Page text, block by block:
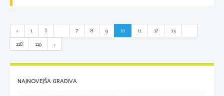
1 2 7 8 9 10 11 12 13
118 119
NAJNOVEJŠA GRADIVA